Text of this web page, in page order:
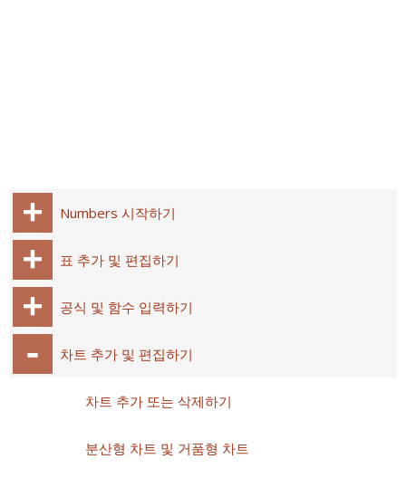
Numbers 시작하기
표 추가 및 편집하기
공식 및 함수 입력하기
차트 추가 및 편집하기
차트 추가 또는 삭제하기
분산형 차트 및 거품형 차트